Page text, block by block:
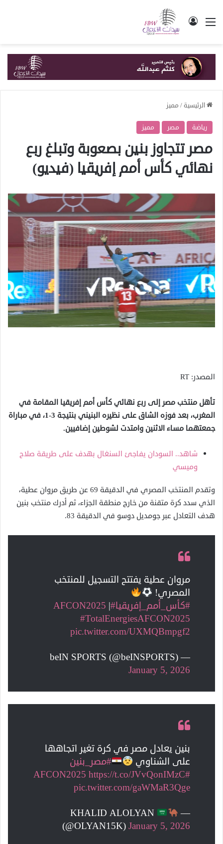
القائمة تسجيل الدخول
الرئيسية/ مميز
رياضة مصر مميز
مصر تتجاوز بنين بصعوبة وتبلغ ربع
نهائي كأس أمم إفريقيا (فيديو)
المصدر: RT
تأهل منتخب مصر إلى ربع نهائي كأس أمم إفريقيا المقامة في
المغرب، بعد فوزه الشاق على نظيره البنيني بنتيجة 3-1، في مباراة
جمعتهما مساء الاثنين وامتدت لشوطين إضافيين.
شاهد.. السودان يفاجئ السنغال بهدف على طريقة صلاح
وميسي
وتقدم المنتخب المصري في الدقيقة 69 عن طريق مروان عطية،
الذي سدد كرة متقنة من خارج منطقة الجزاء، ثم أدرك منتخب بنين
هدف التعادل عبر جومديل دوسو في الدقيقة 83.
مروان عطية يفتتح التسجيل للمنتخب
المصري!
#كأس_أمم_إفريقيا#AFCON2025
|
#TotalEnergiesAFCON2025
pic.twitter.com/UXMQBmpgf2
— beIN SPORTS (@beINSPORTS)
January 5, 2026
بنين يعادل مصر في كرة تغير اتجاهها
على الشناوي
#مصر_بنين
#AFCON2025
https://t.co/JVvQonIMzC
pic.twitter.com/gaWMaR3Qge
— KHALID ALOLYAN
(@OLYAN15K)January 5, 2026